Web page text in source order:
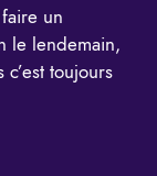
un
le lendemain,
toujours